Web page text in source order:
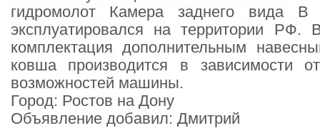
гидромолот Камера заднего вида В
эксплуатировался на территории
комплектация дополнительным
ковша производится в зависимости
возможностей машины.
Город: Ростов на Дону
Объявление добавил: Дмитрий